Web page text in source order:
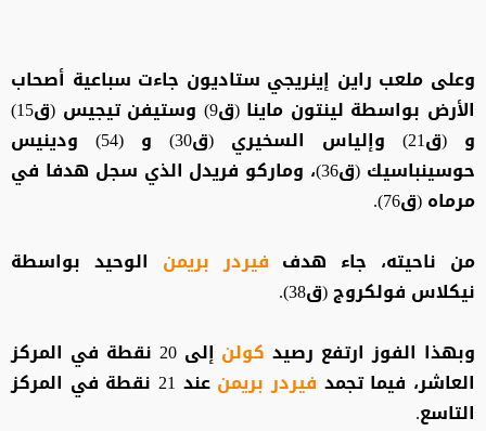
وعلى ملعب راين إينريجي ستاديون جاءت سباعية أصحاب
الأرض بواسطة لينتون ماينا (ق9) وستيفن تيجيس (ق15)
و (ق21) وإلياس السخيري (ق30) و (54) ودينيس
حوسينباسيك (ق36)، وماركو فريدل الذي سجل هدفا في
مرماه (ق76).
من ناحيته، جاء هدف فيردر بريمن الوحيد بواسطة
نيكلاس فولكروج (ق38).
وبهذا الفوز ارتفع رصيدكولن
إلى 20 نقطة في المركز
العاشر، فيما تجمد فيردر بريمن
عند 21 نقطة في المركز
التاسع.